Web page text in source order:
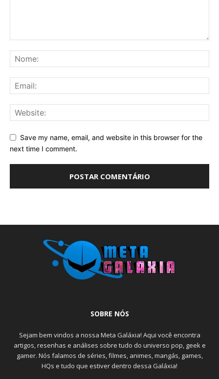
Save my name, email, and website in this browser for the
next time I comment.
SOBRE NÓS
Sejam bem vindos a nossa Meta Galáxia! Aqui você encontra
artigos, resenhas e análises sobre tudo do universo pop, geek e
gamer. Nós falamos de séries, filmes, animes, mangás, games,
HQs e tudo que estiver dentro dessa Galáxia!